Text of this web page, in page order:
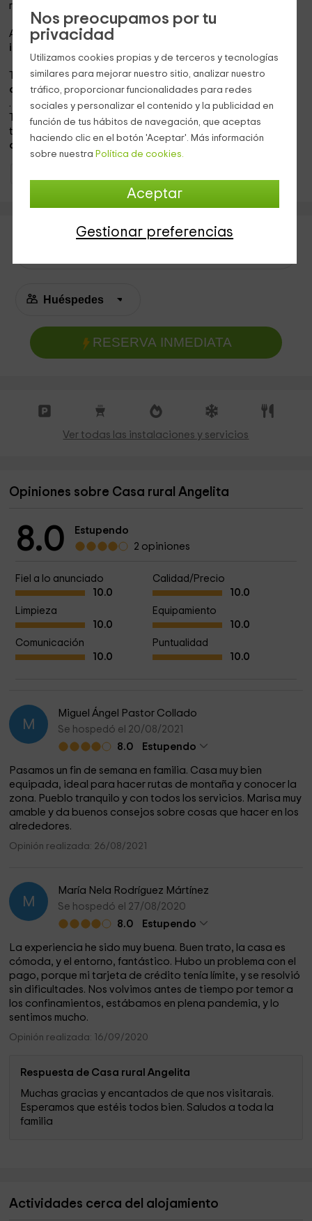
Nos preocupamos por tu
privacidad
Utilizamos cookies propias y de terceros y tecnologías
similares para mejorar nuestro sitio, analizar nuestro
tráfico, proporcionar funcionalidades para redes
sociales y personalizar el contenido y la publicidad en
función de tus hábitos de navegación, que aceptas
haciendo clic en el botón 'Aceptar'. Más información
sobre nuestra Política de cookies.
Aceptar
Gestionar preferencias
restaurados.
Además, la casa rural tiene un cuidado
incluye una barbacoa.
Toda la casa dispone de aire acondicionadoy
calefacción eléctrica.
.
También hay posibilidad de utilizar las bicicletasque
tenemos a disposición de nuestros huéspedes y solicitar
cunas
RESERVA INMEDIATA
Ver todas las instalaciones y servicios
Opiniones sobre Casa rural Angelita
8.0
Estupendo
2 opiniones
Fiel a lo anunciado
10.0
Calidad/Precio
10.0
Limpieza
10.0
Equipamiento
10.0
Comunicación
10.0
Puntualidad
10.0
M
Miguel Ángel Pastor Collado
Se hospedó el 20/08/2021
8.0
Estupendo
Pasamos un fin de semana en familia. Casa muy bien
equipada, ideal para hacer rutas de montaña y conocer la
zona. Pueblo tranquilo y con todos los servicios. Marisa muy
amable y da buenos consejos sobre cosas que hacer en los
alrededores.
Opinión realizada: 26/08/2021
M
María Nela Rodríguez Mártínez
Se hospedó el 27/08/2020
8.0
Estupendo
La experiencia he sido muy buena. Buen trato, la casa es
cómoda, y el entorno, fantástico. Hubo un problema con el
pago, porque mi tarjeta de crédito tenía límite, y se resolvió
sin dificultades. Nos volvimos antes de tiempo por temor a
los confinamientos, estábamos en plena pandemia, y lo
sentimos mucho.
Opinión realizada: 16/09/2020
Respuesta de Casa rural Angelita
Muchas gracias y encantados de que nos visitarais.
Esperamos que estéis todos bien. Saludos a toda la
familia
Actividades cerca del alojamiento